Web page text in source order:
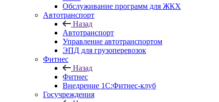
Обслуживание программ для ЖКХ
Автотранспорт
Назад
Автотранспорт
Управление автотранспортом
ЭПД для грузоперевозок
Фитнес
Назад
Фитнес
Внедрение 1С:Фитнес-клуб
Госучреждения